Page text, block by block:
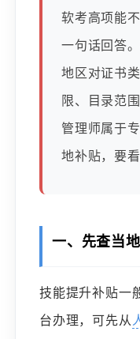
软考高项能
一句话回答
地区对证书
限、目录范
管理师属于
地补贴，要
一、先查当
技能提升补贴一
台办理，可先从